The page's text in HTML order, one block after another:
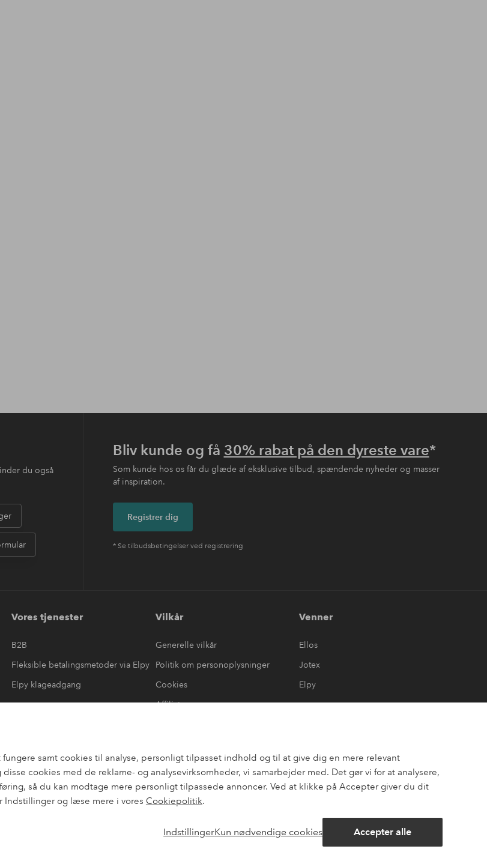
samt cookies til analyse, personligt tilpasset indhold og til at give dig en mere relevant
cookies med de reklame- og analysevirksomheder, vi samarbejder med. Det gør vi for at analysere,
så du kan modtage mere personligt tilpassede annoncer. Ved at klikke på Accepter giver du dit
Indstillinger og læse mere i vores Cookiepolitik.
Accepter alle
Kun nødvendige cookies
Indstillinger
du også
Bliv kunde og få 30% rabat på den dyreste vare*
Som kunde hos os får du glæde af eksklusive tilbud, spændende nyheder og masser
af inspiration.
Registrer dig
* Se tilbudsbetingelser ved registrering
Vores tjenester
B2B
Fleksible betalingsmetoder via Elpy
Elpy klageadgang
Vilkår
Generelle vilkår
Politik om personoplysninger
Cookies
Affiliate
Venner
Ellos
Jotex
Elpy
InstagramFacebookPinterestYoutube